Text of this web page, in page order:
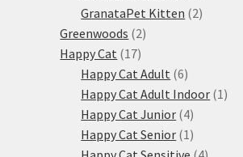
produktů
GranataPet Kitten 22
Greenwoods 22
Happy Cat 1717
produktů
Happy Cat Adult 66
produktů
Happy Cat Adult Indoor 1 1
Happy Cat Junior 44
produkty
Happy Cat Senior 1 1
produkt
4